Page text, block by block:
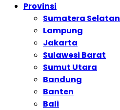
Provinsi
Sumatera Selatan
Lampung
Jakarta
Sulawesi Barat
Sumut Utara
Bandung
Banten
Bali